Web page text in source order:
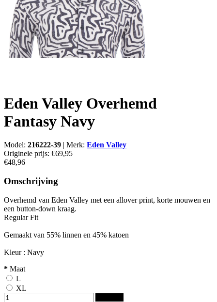
Eden Valley Overhemd
Fantasy Navy
Model: 216222-39 Merk: Eden Valley
Originele prijs: €69,95
€48,96
Omschrijving
Overhemd van Eden Valley met een allover print, korte mouwen en
een button-down kraag.
Regular Fit
Gemaakt van 55% linnen en 45% katoen
Kleur : Navy
* Maat
L
XL